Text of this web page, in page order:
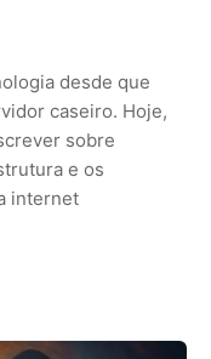
desde que
caseiro. Hoje,
sobre
e os
internet